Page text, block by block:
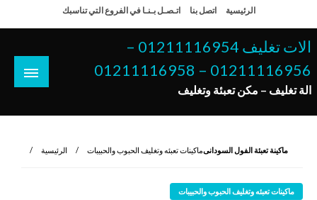
إلى
المحتوى
الرئيسية اتصل بنا اتـصـل بـنـا في الفروع التي تناسبك
الات تغليف 01211116954 –
01211116956 – 01211116958
الة تغليف – مكن تعبئة وتغليف
الرئيسية ماكينات تعبئه وتغليف الحبوب والحبيباتماكينة تعبئة الفول السودانى
ماكينات تعبئه وتغليف الحبوب والحبيبات